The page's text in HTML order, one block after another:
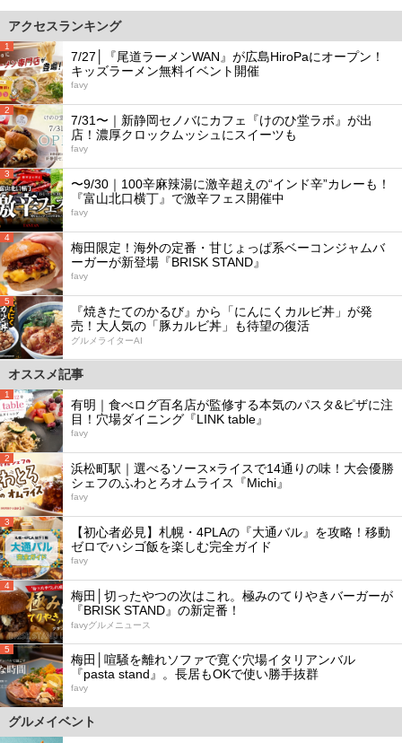
アクセスランキング
1
7/27│『尾道ラーメンWAN』が広島HiroPaにオープン！
キッズラーメン無料イベント開催
favy
2
7/31〜｜新静岡セノバにカフェ『けのひ堂ラボ』が出
店！濃厚クロックムッシュにスイーツも
favy
3
〜9/30｜100辛麻辣湯に激辛超えの“インド辛”カレーも！
『富山北口横丁』で激辛フェス開催中
favy
4
梅田限定！海外の定番・甘じょっぱ系ベーコンジャムバ
ーガーが新登場『BRISK STAND』
favy
5
『焼きたてのかるび』から「にんにくカルビ丼」が発
売！大人気の「豚カルビ丼」も待望の復活
グルメライターAI
オススメ記事
1
有明｜食べログ百名店が監修する本気のパスタ&ピザに注
目！穴場ダイニング『LINK table』
favy
2
浜松町駅｜選べるソース×ライスで14通りの味！大会優勝
シェフのふわとろオムライス『Michi』
favy
3
【初心者必見】札幌・4PLAの『大通バル』を攻略！移動
ゼロでハシゴ飯を楽しむ完全ガイド
favy
4
梅田│切ったやつの次はこれ。極みのてりやきバーガーが
『BRISK STAND』の新定番！
favyグルメニュース
5
梅田│喧騒を離れソファで寛ぐ穴場イタリアンバル
『pasta stand』。長居もOKで使い勝手抜群
favy
グルメイベント